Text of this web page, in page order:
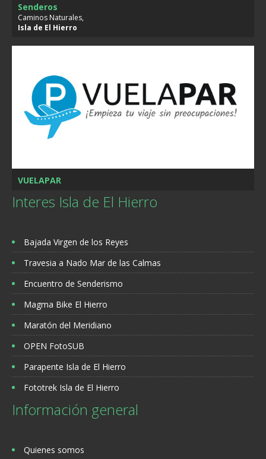
Senderos
Caminos Naturales,
Isla de El Hierro
VUELAPAR
Interes Isla de El Hierro
Bajada Virgen de los Reyes
Travesia a Nado Mar de las Calmas
Encuentro de Senderismo
Magma Bike El Hierro
Maratón del Meridiano
OPEN FotoSUB
Parapente Isla de El Hierro
Fototrek Isla de El Hierro
Información general
Quienes somos